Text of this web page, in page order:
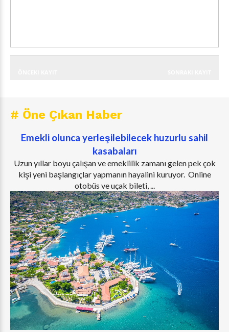
# Öne Çıkan Haber
Emekli olunca yerleşilebilecek huzurlu sahil
kasabaları
Uzun yıllar boyu çalışan ve emeklilik zamanı gelen pek çok
kişi yeni başlangıçlar yapmanın hayalini kuruyor. Online
otobüs ve uçak bileti, ...